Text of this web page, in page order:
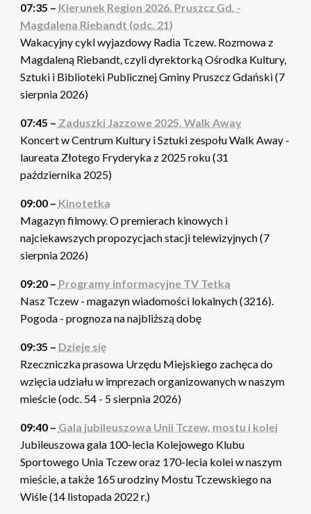
07:35 – Kierunek Region 2026. Pruszcz Gd. -
Magdalena Riebandt (odc. 21)
Wakacyjny cykl wyjazdowy Radia Tczew. Rozmowa z
Magdaleną Riebandt, czyli dyrektorką Ośrodka Kultury,
Sztuki i Biblioteki Publicznej Gminy Pruszcz Gdański (7
sierpnia 2026)
07:45 – Zaduszki Jazzowe 2025. Walk Away
Koncert w Centrum Kultury i Sztuki zespołu Walk Away -
laureata Złotego Fryderyka z 2025 roku (31
października 2025)
09:00 – Kinotetka
Magazyn filmowy. O premierach kinowych i
najciekawszych propozycjach stacji telewizyjnych (7
sierpnia 2026)
09:20 – Programy informacyjne TV Tetka
Nasz Tczew - magazyn wiadomości lokalnych (3216).
Pogoda - prognoza na najbliższą dobę
09:35 – Dzieje się
Rzeczniczka prasowa Urzędu Miejskiego zachęca do
wzięcia udziału w imprezach organizowanych w naszym
mieście (odc. 54 - 5 sierpnia 2026)
09:40 – Gala jubileuszowa Unii Tczew, mostu i kolei
Jubileuszowa gala 100-lecia Kolejowego Klubu
Sportowego Unia Tczew oraz 170-lecia kolei w naszym
mieście, a także 165 urodziny Mostu Tczewskiego na
Wiśle (14 listopada 2022 r.)